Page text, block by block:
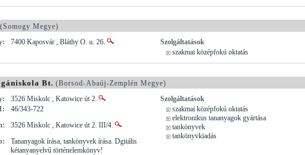
(Somogy Megye)
7400 Kaposvár , Bláthy O. u. 26.
Szolgáltatások
szakmai középfokú oktatás
Bt. (Borsod-Abaúj-Zemplén Megye)
3526 Miskolc , Katowice út 2.
46/343-722
3526 Miskolc , Katowice út 2. III/4.
Tananyagok írása, tankönyvek írása. Dgitális
kétanyanyelvű történelemkönyv!
Szolgáltatások
szakmai középfokú oktatás
elektronikus tananyagok gyártása
tankönyvek
tankönyvkiadás